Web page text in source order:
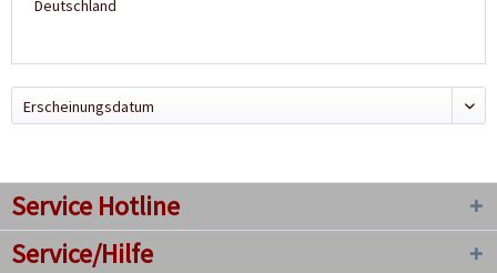
Deutschland
Service Hotline
Service/Hilfe